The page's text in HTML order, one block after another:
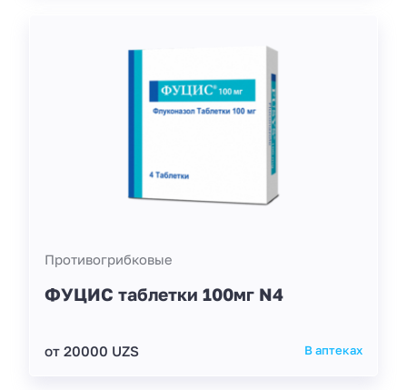
Противогрибковые
ФУЦИС таблетки 100мг N4
от 20000 UZS В аптеках